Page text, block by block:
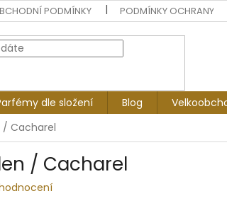
PODMÍNKY PODMÍNKY OCHRANY
dle složení Blog
/ Cacharel
/ Cacharel